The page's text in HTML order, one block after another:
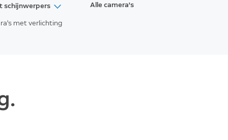
schijnwerpers
schijnwerpers (2de generatie)
met verlichting
Alle camera's